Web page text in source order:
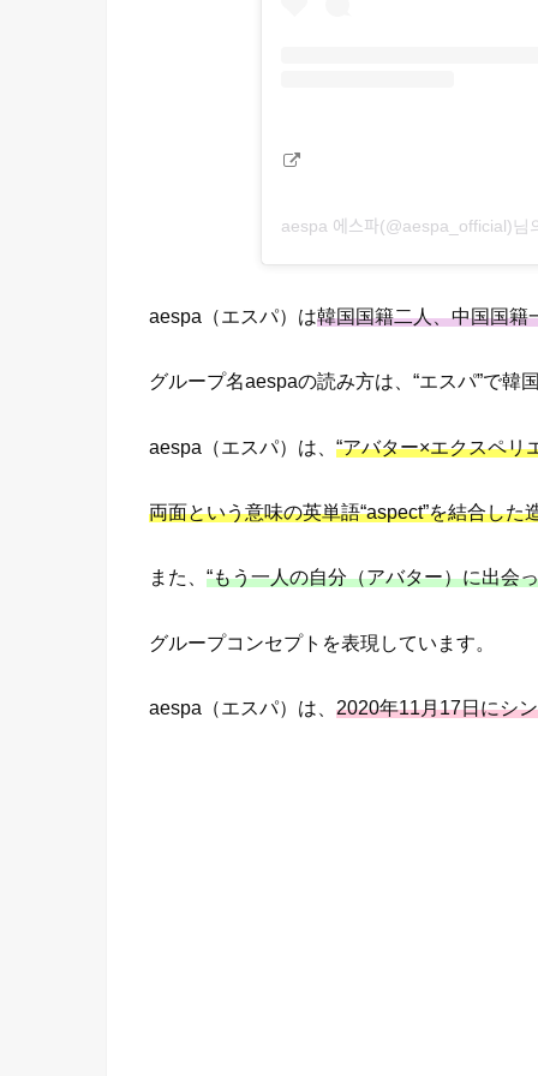
aespa 에스파(@aespa_official)
aespa（エスパ）は韓国国籍二人、中国国籍
グループ名aespaの読み方は、“エスパ”で韓
aespa（エスパ）は、 “アバター×エクスペリ
両面という意味の英単語“aspect”を結合した
また、 “もう一人の自分（アバター）に出会
グループコンセプトを表現しています。
aespa（エスパ）は、 2020年11月17日にシ